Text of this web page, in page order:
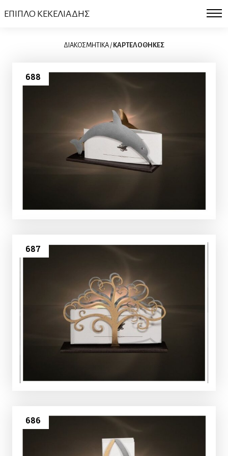
ΕΠΙΠΛΟ ΚΕΚΕΛΙΑΔΗΣ
ΔΙΑΚΟΣΜΗΤΙΚΑ / ΚΑΡΤΕΛΟΘΗΚΕΣ
688
687
686